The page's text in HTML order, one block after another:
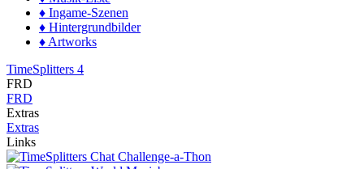
♦ Ingame-Szenen
♦ Hintergrundbilder
♦ Artworks
TimeSplitters 4
FRD
FRD
Extras
Extras
Links